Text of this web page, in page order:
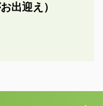
出迎え）